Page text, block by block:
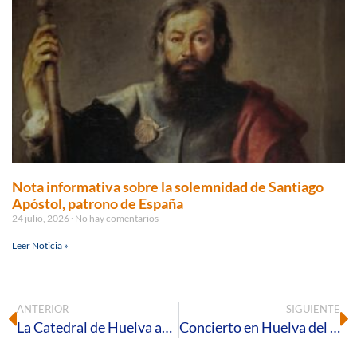
Nota informativa sobre la solemnidad de Santiago
Apóstol, patrono de España
24 julio, 2026 No hay comentarios
Leer Noticia »
ANTERIOR
La Catedral de Huelva acoge la ordenación sacerdotal de Ignacio Vírseda Chaves
SIGUIENTE
Concierto en Huelva del Coro de Campanilleros Hogueras y Candiles de Minas de Riotinto